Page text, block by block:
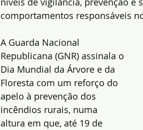
comportamentos responsáveis
A Guarda Nacional
Republicana (GNR) assinala o
Dia Mundial da Árvore e da
Floresta com um reforço do
apelo à prevenção dos
incêndios rurais, numa
altura em que, até 19 de